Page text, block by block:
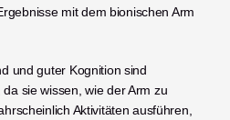
mit dem bionischen Arm
und guter Kognition sind
sie wissen, wie der Arm zu
Aktivitäten ausführen,